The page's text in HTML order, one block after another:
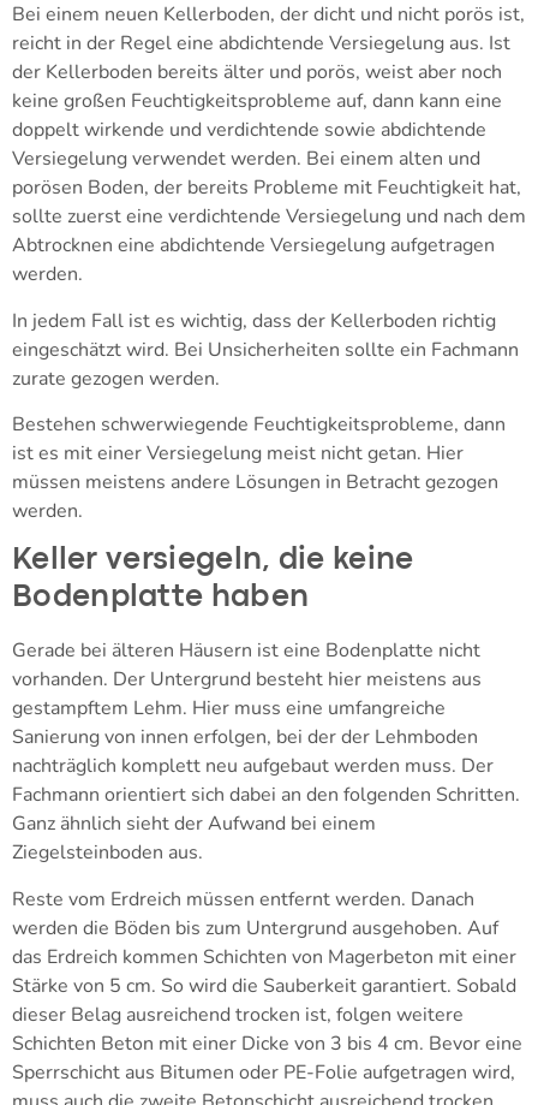
Bei einem neuen Kellerboden, der dicht und nicht porös ist,
reicht in der Regel eine abdichtende Versiegelung aus. Ist
der Kellerboden bereits älter und porös, weist aber noch
keine großen Feuchtigkeitsprobleme auf, dann kann eine
doppelt wirkende und verdichtende sowie abdichtende
Versiegelung verwendet werden. Bei einem alten und
porösen Boden, der bereits Probleme mit Feuchtigkeit hat,
sollte zuerst eine verdichtende Versiegelung und nach dem
Abtrocknen eine abdichtende Versiegelung aufgetragen
werden.
In jedem Fall ist es wichtig, dass der Kellerboden richtig
eingeschätzt wird. Bei Unsicherheiten sollte ein Fachmann
zurate gezogen werden.
Bestehen schwerwiegende Feuchtigkeitsprobleme, dann
ist es mit einer Versiegelung meist nicht getan. Hier
müssen meistens andere Lösungen in Betracht gezogen
werden.
Keller versiegeln, die keine
Bodenplatte haben
Gerade bei älteren Häusern ist eine Bodenplatte nicht
vorhanden. Der Untergrund besteht hier meistens aus
gestampftem Lehm. Hier muss eine umfangreiche
Sanierung von innen erfolgen, bei der der Lehmboden
nachträglich komplett neu aufgebaut werden muss. Der
Fachmann orientiert sich dabei an den folgenden Schritten.
Ganz ähnlich sieht der Aufwand bei einem
Ziegelsteinboden aus.
Reste vom Erdreich müssen entfernt werden. Danach
werden die Böden bis zum Untergrund ausgehoben. Auf
das Erdreich kommen Schichten von Magerbeton mit einer
Stärke von 5 cm. So wird die Sauberkeit garantiert. Sobald
dieser Belag ausreichend trocken ist, folgen weitere
Schichten Beton mit einer Dicke von 3 bis 4 cm. Bevor eine
Sperrschicht aus Bitumen oder PE-Folie aufgetragen wird,